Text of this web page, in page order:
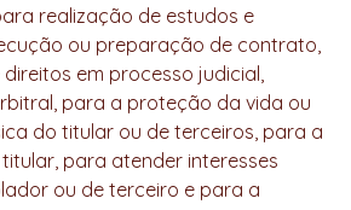
realização de estudos e
ou preparação de contrato,
em processo judicial,
para a proteção da vida ou
do titular ou de terceiros, para a
para atender interesses
ou de terceiro e para a